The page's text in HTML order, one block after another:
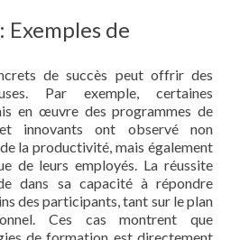
Exemples de
de succès peut offrir des
Par exemple, certaines
en œuvre des programmes de
innovants ont observé non
la productivité, mais également
de leurs employés. La réussite
dans sa capacité à répondre
des participants, tant sur le plan
Ces cas montrent que